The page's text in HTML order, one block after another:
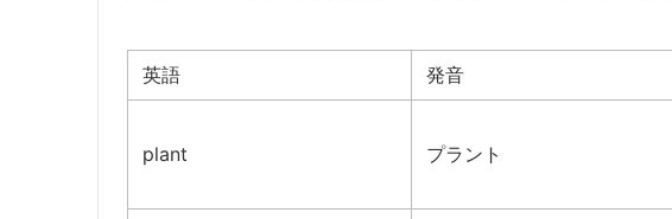
英語 発音
plant プラント